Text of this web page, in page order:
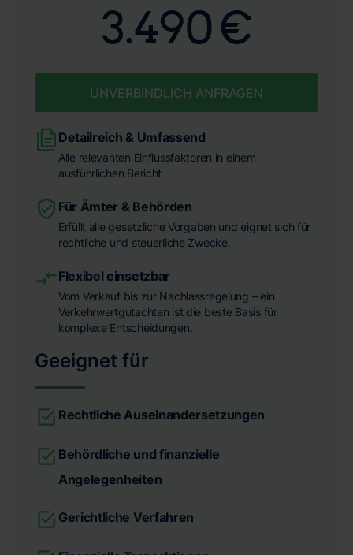
3.490 €
UNVERBINDLICH ANFRAGEN
Detailreich & Umfassend
Alle relevanten Einflussfaktoren in einem
ausführlichen Bericht
Für Ämter & Behörden
Erfüllt alle gesetzliche Vorgaben und eignet sich für
rechtliche und steuerliche Zwecke.
Flexibel einsetzbar
Vom Verkauf bis zur Nachlassregelung – ein
Verkehrwertgutachten ist die beste Basis für
komplexe Entscheidungen.
Geeignet für
Rechtliche Auseinandersetzungen
Behördliche und finanzielle
Angelegenheiten
Gerichtliche Verfahren